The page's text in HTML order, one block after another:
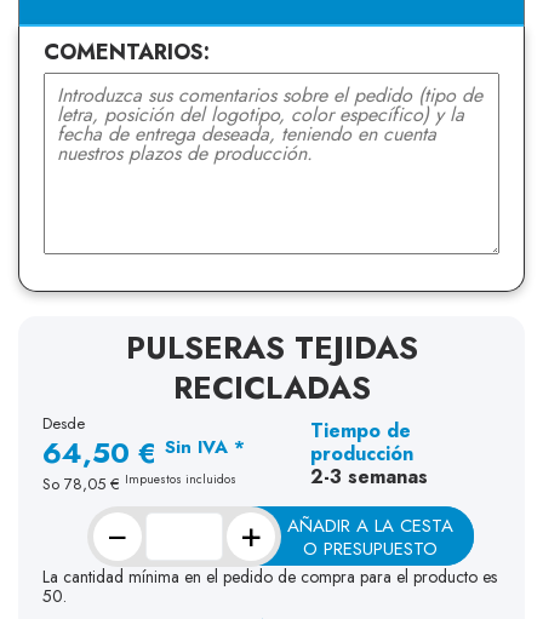
COMENTARIOS:
PULSERAS TEJIDAS
RECICLADAS
Desde
64,50 € Sin IVA *
So 78,05 € Impuestos incluidos
Tiempo de
producción
2-3 semanas
− +
AÑADIR A LA CESTA
O PRESUPUESTO
La cantidad mínima en el pedido de compra para el producto es
50.